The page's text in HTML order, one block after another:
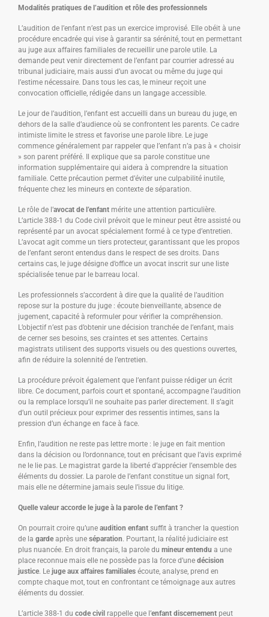
Modalités pratiques de l’audition et rôle des professionnels
L’audition de l’enfant n’est pas un exercice improvisé. Elle obéit à une
procédure encadrée qui vise à garantir sa sérénité, tout en permettant
au juge aux affaires familiales de recueillir une parole utile. La
demande peut venir directement de l’enfant par courrier adressé au
tribunal judiciaire, mais aussi d’un avocat ou même du juge qui
l’estime nécessaire. Dans tous les cas, le mineur reçoit une
convocation officielle, rédigée dans un langage accessible.
Le jour de l’audition, l’enfant est accueilli dans un bureau du juge, en
dehors de la salle d’audience où se confrontent les parents. Ce cadre
intimiste limite le stress et favorise une parole libre. Le juge
commence généralement par rappeler que l’enfant n’a pas à « choisir
» son parent préféré. Il explique que sa parole constitue une
information supplémentaire qui aidera à comprendre la situation
familiale. Cette précaution permet d’éviter une culpabilité inutile,
fréquente chez les mineurs en contexte de séparation.
Le rôle de l’avocat de l’enfant mérite une attention particulière.
L’article 388-1 du Code civil prévoit que le mineur peut être assisté ou
représenté par un avocat spécialement formé à ce type d’entretien.
L’avocat agit comme un tiers protecteur, garantissant que les propos
de l’enfant seront entendus dans le respect de ses droits. Dans
certains cas, le juge désigne d’office un avocat inscrit sur une liste
spécialisée tenue par le barreau local.
Les professionnels s’accordent à dire que la qualité de l’audition
repose sur la posture du juge : écoute bienveillante, absence de
jugement, capacité à reformuler pour vérifier la compréhension.
L’objectif n’est pas d’obtenir une décision tranchée de l’enfant, mais
de cerner ses besoins, ses craintes et ses attentes. Certains
magistrats utilisent des supports visuels ou des questions ouvertes,
afin de réduire la solennité de l’entretien.
La procédure prévoit également que l’enfant puisse rédiger un écrit
libre. Ce document, parfois court et spontané, accompagne l’audition
ou la remplace lorsqu’il ne souhaite pas parler directement. Il s’agit
d’un outil précieux pour exprimer des ressentis intimes, sans la
pression d’un échange en face à face.
Enfin, l’audition ne reste pas lettre morte : le juge en fait mention
dans la décision ou l’ordonnance, tout en précisant que l’avis exprimé
ne le lie pas. Le magistrat garde la liberté d’apprécier l’ensemble des
éléments du dossier. La parole de l’enfant constitue un signal fort,
mais elle ne détermine jamais seule l’issue du litige.
Quelle valeur accorde le juge à la parole de l’enfant ?
On pourrait croire qu’une audition enfant suffit à trancher la question
de la garde après une séparation. Pourtant, la réalité judiciaire est
plus nuancée. En droit français, la parole du mineur entendu a une
place reconnue mais elle ne possède pas la force d’une décision
justice. Le juge aux affaires familiales écoute, analyse, prend en
compte chaque mot, tout en confrontant ce témoignage aux autres
éléments du dossier.
L’article 388-1 du code civil rappelle que l’enfant discernement peut